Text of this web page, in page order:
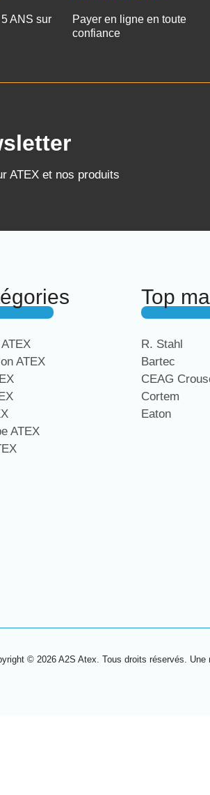
ANS sur
Payer en ligne en toute
confiance
ATEX et nos produits
ATEX
ATEX
Top
R. Stahl
Bartec
CEAG
Cortem
Eaton
© 2026 A2S Atex. Tous droits réservés. Une